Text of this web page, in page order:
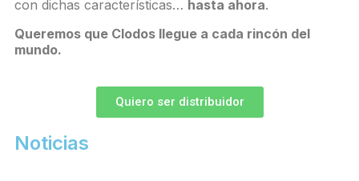
con dichas características… hasta ahora.
Queremos que Clodos llegue a cada rincón del
mundo.
Quiero ser distribuidor
Noticias